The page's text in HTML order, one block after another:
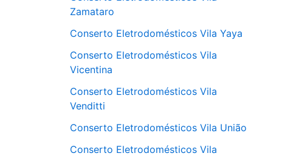
Zamataro
Conserto Eletrodomésticos Vila Yaya
Conserto Eletrodomésticos Vila
Vicentina
Conserto Eletrodomésticos Vila
Venditti
Conserto Eletrodomésticos Vila União
Conserto Eletrodomésticos Vila